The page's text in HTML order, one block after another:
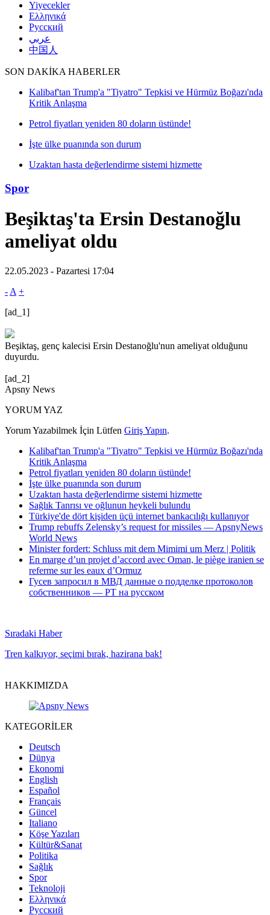
Yiyecekler
Ελληνικά
Русский
عربي
中国人
SON DAKİKA HABERLER
Kalibaf'tan Trump'a "Tiyatro" Tepkisi ve Hürmüz Boğazı'nda
Kritik Anlaşma
Petrol fiyatları yeniden 80 doların üstünde!
İşte ülke puanında son durum
Uzaktan hasta değerlendirme sistemi hizmette
Spor
Beşiktaş'ta Ersin Destanoğlu
ameliyat oldu
22.05.2023 - Pazartesi 17:04
- A +
[ad_1]
Beşiktaş, genç kalecisi Ersin Destanoğlu'nun ameliyat olduğunu
duyurdu.
[ad_2]
Apsny News
YORUM YAZ
Yorum Yazabilmek İçin Lütfen Giriş Yapın.
Kalibaf'tan Trump'a "Tiyatro" Tepkisi ve Hürmüz Boğazı'nda
Kritik Anlaşma
Petrol fiyatları yeniden 80 doların üstünde!
İşte ülke puanında son durum
Uzaktan hasta değerlendirme sistemi hizmette
Sağlık Tanrısı ve oğlunun heykeli bulundu
Türkiye'de dört kişiden üçü internet bankacılığı kullanıyor
Trump rebuffs Zelensky’s request for missiles — ApsnyNews
World News
Minister fordert: Schluss mit dem Mimimi um Merz | Politik
En marge d’un projet d’accord avec Oman, le piège iranien se
referme sur les eaux d’Ormuz
Гусев запросил в МВД данные о подделке протоколов
собственников — РТ на русском
Sıradaki Haber
Tren kalkıyor, seçimi bırak, hazirana bak!
HAKKIMIZDA
KATEGORİLER
Deutsch
Dünya
Ekonomi
English
Español
Français
Güncel
Italiano
Köşe Yazıları
Kültür&Sanat
Politika
Sağlık
Spor
Teknoloji
Ελληνικά
Русский